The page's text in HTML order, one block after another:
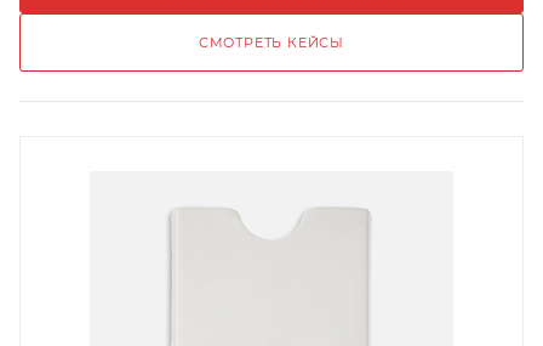
СМОТРЕТЬ КЕЙСЫ